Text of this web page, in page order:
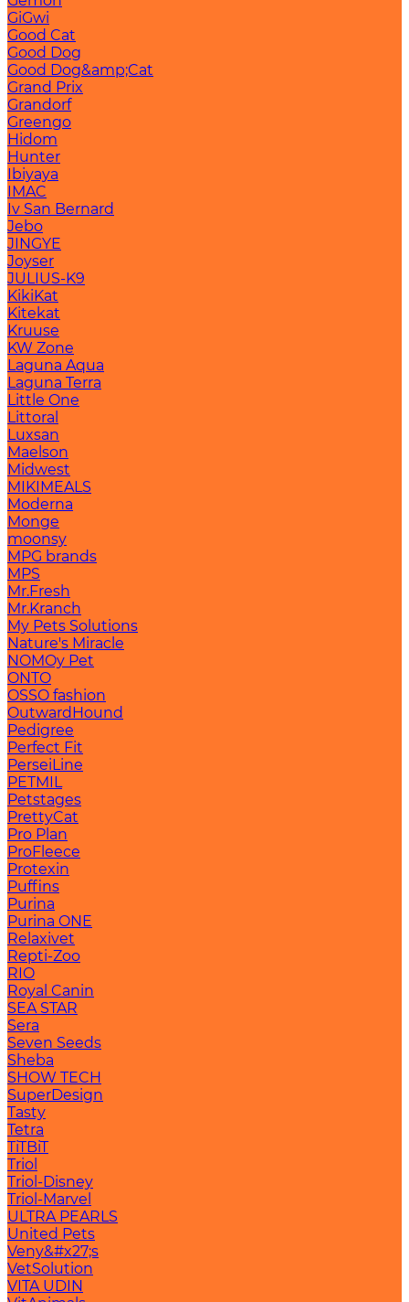
GiGwi
Good Cat
Good Dog
Good Dog&amp;Cat
Grand Prix
Grandorf
Greengo
Hidom
Hunter
Ibiyaya
IMAC
Iv San Bernard
Jebo
JINGYE
Joyser
JULIUS-K9
KikiKat
Kitekat
Kruuse
KW Zone
Laguna Aqua
Laguna Terra
Little One
Littoral
Luxsan
Maelson
Midwest
MIKIMEALS
Moderna
Monge
moonsy
MPG brands
MPS
Mr.Fresh
Mr.Kranch
My Pets Solutions
Nature's Miracle
NOMOy Pet
ONTO
OSSO fashion
OutwardHound
Pedigree
Perfect Fit
PerseiLine
PETMIL
Petstages
PrettyCat
Pro Plan
ProFleece
Protexin
Puffins
Purina
Purina ONE
Relaxivet
Repti-Zoo
RIO
Royal Canin
SEA STAR
Sera
Seven Seeds
Sheba
SHOW TECH
SuperDesign
Tasty
Tetra
TiTBiT
Triol
Triol-Disney
Triol-Marvel
ULTRA PEARLS
United Pets
Veny&#x27;s
VetSolution
VITA UDIN